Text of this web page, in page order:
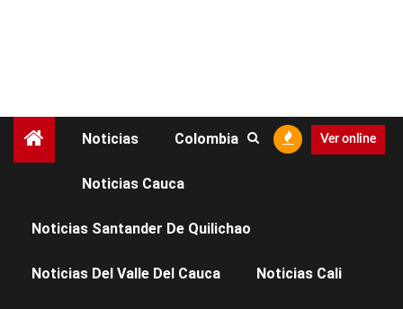
Noticias Colombia
Noticias Cauca
Noticias Santander De Quilichao
Noticias Del Valle Del Cauca Noticias Cali
Ver online